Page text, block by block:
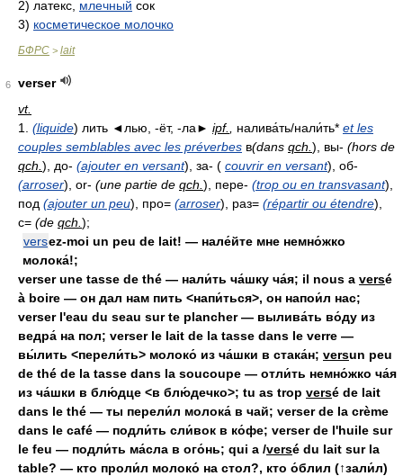
2) латекс, млечный сок
3) косметическое молочко
БФРС > lait
6
verser
vt.
1. (liquide) лить ◄лью, -ёт, -ла► ipf. налива́ть/нали́ть* et les
couples semblables avec les préverbes в(dans qch. ), вы- (hors de
qch. ), до- (ajouter en versant), за- ( couvrir en versant), об-
(arroser), or- (une partie de qch. ), пере- (trop ou en transvasant),
под (ajouter un peu), про= (arroser), раз= (répartir ou étendre),
с= (de qch. );
versez-moi un peu de lait! — нале́йте мне немно́жко
молока́!;
verser une tasse de thé — нали́ть ча́шку ча́я; il nous a versé
à boire — он дал нам пить <напи́ться>, он напои́л нас;
verser l'eau du seau sur te plancher — вылива́ть во́ду из
ведра́ на пол; verser le lait de la tasse dans le verre —
вы́лить <перели́ть> молоко́ из ча́шки в стака́н; versun peu
de thé de la tasse dans la soucoupe — отли́ть немно́жко ча́я
из ча́шки в блю́дце <в блю́дечко>; tu as trop versé de lait
dans le thé — ты перели́л молока́ в чай; verser de la crème
dans le café — подли́ть сли́вок в ко́фе; verser de l'huile sur
le feu — подли́ть ма́сла в ого́нь; qui a /versé du lait sur la
table? — кто проли́л молоко́ на стол?, кто о́блил (↑зали́л)